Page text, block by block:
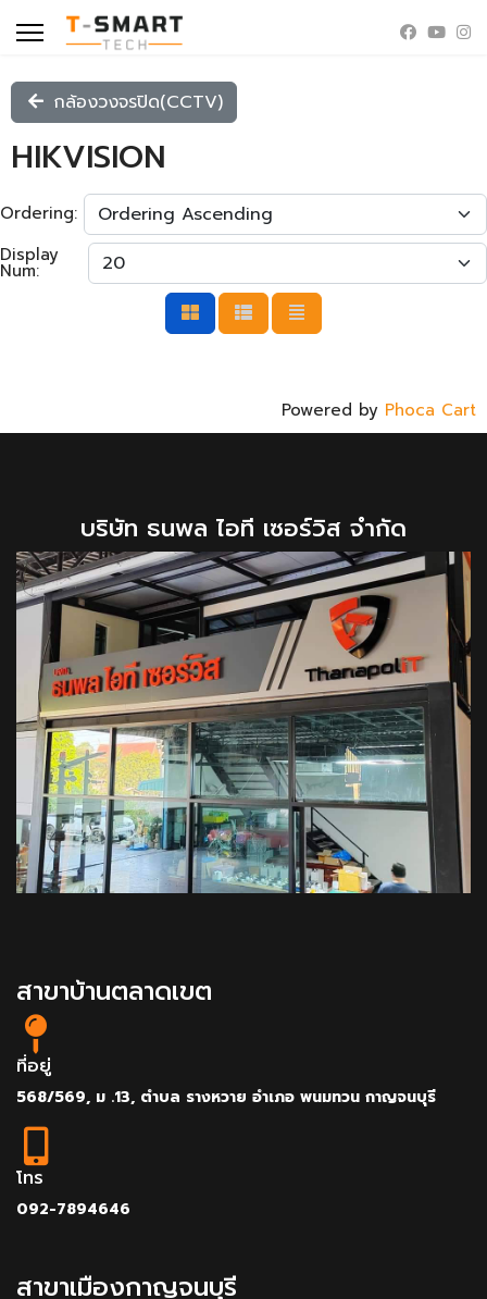
กล้องวงจรปิด(CCTV)
HIKVISION
Ordering:
Display
Num:
Powered by Phoca Cart
บริษัท ธนพล ไอที เซอร์วิส จำกัด
สาขาบ้านตลาดเขต
ที่อยู่
568/569, ม .13, ตำบล รางหวาย อำเภอ พนมทวน กาญจนบุรี
โทร
092-7894646
สาขาเมืองกาญจนบุรี